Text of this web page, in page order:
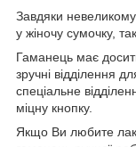
Завдяки
у жіночу сумочку,
Гаманець має
зручні відділення
спеціальне
міцну кнопку.
Якщо Ви любите